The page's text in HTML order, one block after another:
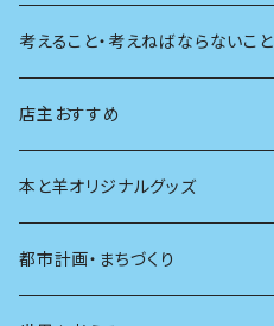
天体
生物
考えること・考えねばならないこと
創元社 シリーズ「あいだで考える」
店主おすすめ
本と羊オリジナルグッズ
都市計画・まちづくり